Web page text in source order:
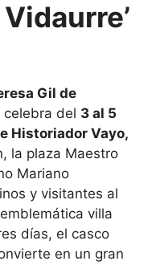
Gil de
celebra del 3 al 5
Historiador Vayo,
la plaza Maestro
Mariano
y visitantes al
villa
días, el casco
en un gran